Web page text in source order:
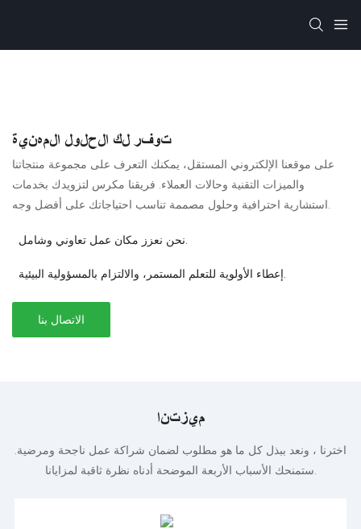
توفر لك الحلول المهنية
على موقعنا الإلكتروني المستقل، يمكنك التعرف على مجموعة منتجاتنا
والميزات التقنية وحالات العملاء. فريقنا مكرس لتزويدك بخدمات
استشارية احترافية وحلول مصممة تناسب احتياجاتك على أفضل وجه.
نحن نعزز مكان عمل تعاوني وشامل.
إعطاء الأولوية للتعلم المستمر، والالتزام بالمسؤولية البيئية.
الاتصال بنا
ميزتنا
اخترنا ، ونعد ببذل كل ما هو مطلوب لضمان شراكة عمل ناجحة ومرضية.
ستمنحك الأسباب الأربعة الموضحة أدناه نظرة ثاقبة لمزايانا.